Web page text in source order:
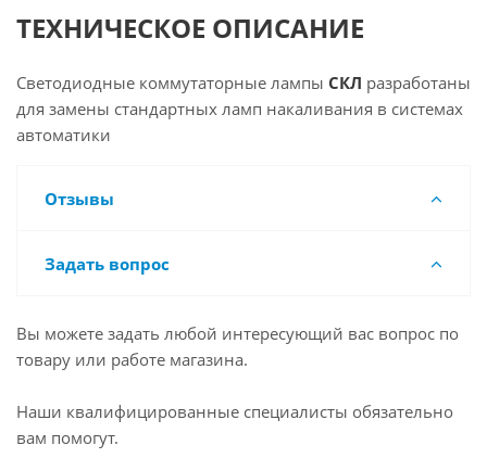
ТЕХНИЧЕСКОЕ ОПИСАНИЕ
Светодиодные коммутаторные лампы СКЛ разработаны
для замены стандартных ламп накаливания в системах
автоматики
Отзывы
Задать вопрос
Вы можете задать любой интересующий вас вопрос по
товару или работе магазина.
Наши квалифицированные специалисты обязательно
вам помогут.